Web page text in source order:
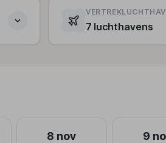
7 luchthavens
8 nov 9